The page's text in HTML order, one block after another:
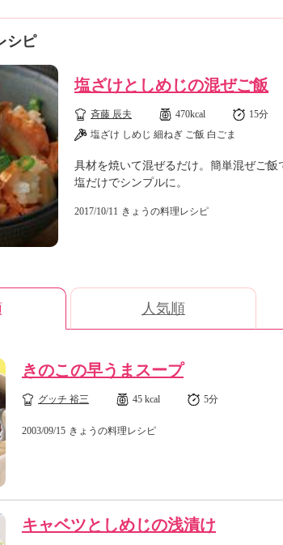
シピ
塩ざけとしめじの混ぜご飯
斉藤 辰夫 470kcal
15分
塩ざけ しめじ 細ねぎ ご飯 白ごま
具材を焼いて混ぜるだけ。簡単混ぜご飯
塩だけでシンプルに。
2017/10/11 きょうの料理レシピ
人気順
きのこの早うまスープ
グッチ 裕三 45 kcal 5分
2003/09/15 きょうの料理レシピ
キャベツとしめじの浅漬け